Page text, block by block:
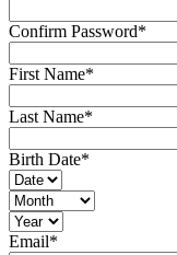
Confirm Password*
First Name*
Last Name*
Birth Date*
Email*